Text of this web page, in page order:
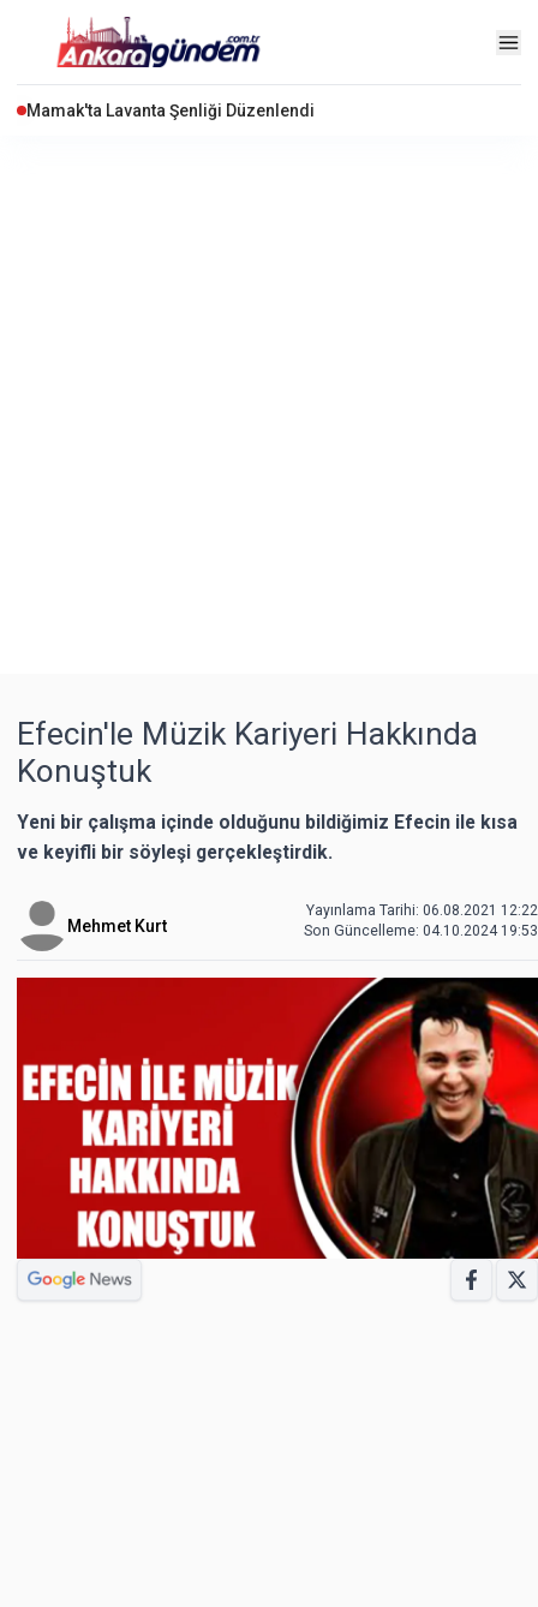
Efecin'le Müzik Kariyeri Hakkında
Konuştuk
Yeni bir çalışma içinde olduğunu bildiğimiz Efecin ile kısa
ve keyifli bir söyleşi gerçekleştirdik.
Mehmet Kurt
Yayınlama Tarihi: 06.08.2021 12:22
Son Güncelleme: 04.10.2024 19:53